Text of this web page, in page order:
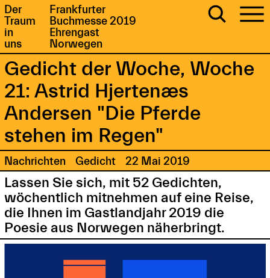
Der
Traum
in
uns
Frankfurter
Buchmesse 2019
Ehrengast
Norwegen
Gedicht der Woche, Woche
21: Astrid Hjertenæs
Andersen "Die Pferde
stehen im Regen"
Nachrichten Gedicht 22 Mai 2019
Lassen Sie sich, mit 52 Gedichten,
wöchentlich mitnehmen auf eine Reise,
die Ihnen im Gastlandjahr 2019 die
Poesie aus Norwegen näherbringt.